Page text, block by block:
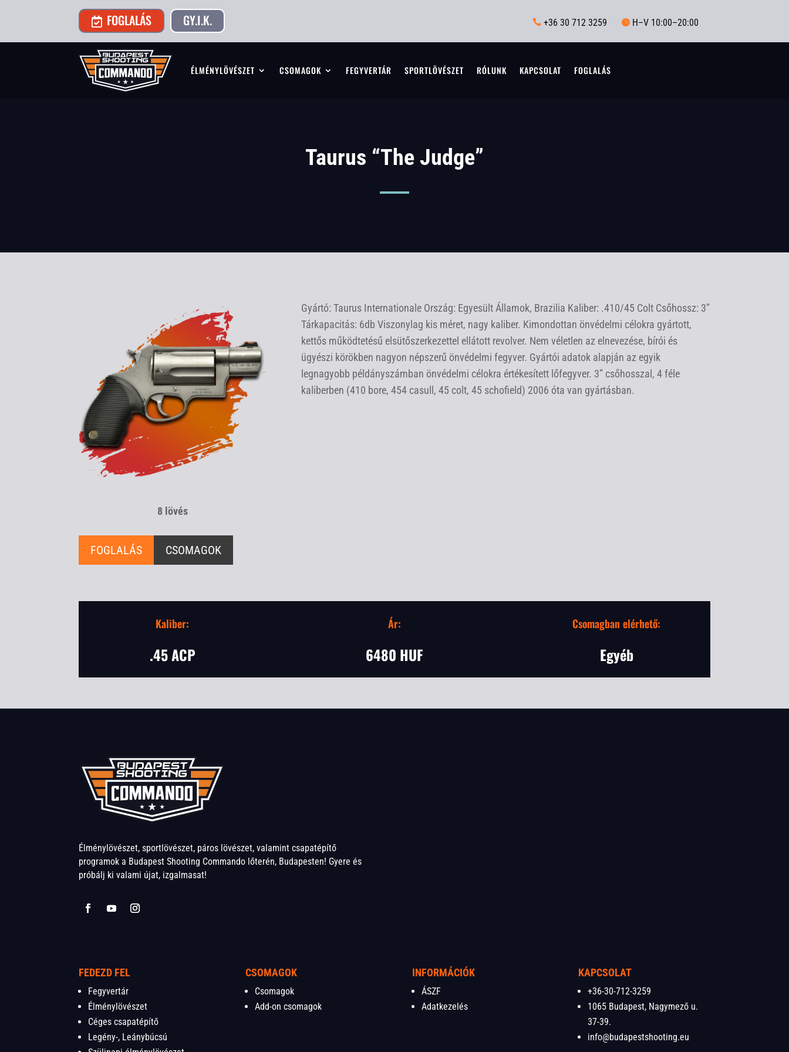
 FOGLALÁS GY.I.K.  +36 30 712 3259  H–V 10:00–20:00
ÉLMÉNYLÖVÉSZET CSOMAGOK FEGYVERTÁR SPORTLÖVÉSZET RÓLUNK KAPCSOLAT FOGLALÁS
Taurus “The Judge”
8 lövés
FOGLALÁS CSOMAGOK
Gyártó: Taurus Internationale Ország: Egyesült Államok, Brazilia Kaliber: .410/45 Colt Csőhossz: 3”
Tárkapacitás: 6db Viszonylag kis méret, nagy kaliber. Kimondottan önvédelmi célokra gyártott,
kettős működtetésű elsütőszerkezettel ellátott revolver. Nem véletlen az elnevezése, bírói és
ügyészi körökben nagyon népszerű önvédelmi fegyver. Gyártói adatok alapján az egyik
legnagyobb példányszámban önvédelmi célokra értékesített lőfegyver. 3” csőhosszal, 4 féle
kaliberben (410 bore, 454 casull, 45 colt, 45 schofield) 2006 óta van gyártásban.
Kaliber:
.45 ACP
Ár:
6480 HUF
Csomagban elérhető:
Egyéb
Élménylövészet, sportlövészet, páros lövészet, valamint csapatépítő
programok a Budapest Shooting Commando lőterén, Budapesten! Gyere és
próbálj ki valami újat, izgalmasat!
FEDEZD FEL
Fegyvertár
Élménylövészet
Céges csapatépítő
Legény-, Leánybúcsú
CSOMAGOK
Csomagok
Add-on csomagok
INFORMÁCIÓK
ÁSZF
Adatkezelés
KAPCSOLAT
+36-30-712-3259
1065 Budapest, Nagymező u.
37-39.
info@budapestshooting.eu